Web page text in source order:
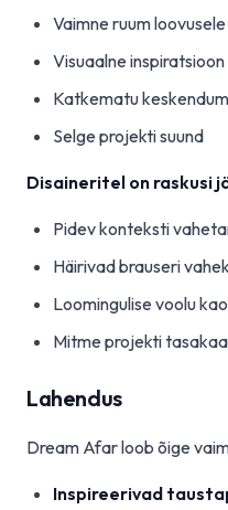
Vaimne ruum loovusele
Visuaalne inspiratsioon
Katkematu
Selge projekti suund
Disaineritel on raskusi
Pidev konteksti
Häirivad brauseri
Loomingulise voolu
Mitme projekti
Lahendus
Dream Afar loob õige
Inspireerivad